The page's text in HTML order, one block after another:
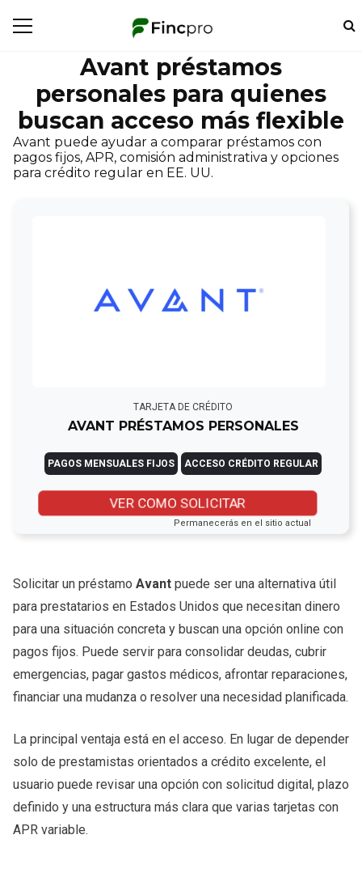
Avant préstamos
personales para quienes
buscan acceso más flexible
Avant puede ayudar a comparar préstamos con
pagos fijos, APR, comisión administrativa y opciones
para crédito regular en EE. UU.
TARJETA DE CRÉDITO
AVANT PRÉSTAMOS PERSONALES
PAGOS MENSUALES FIJOS ACCESO CRÉDITO REGULAR
VER COMO SOLICITAR
Permanecerás en el sitio actual
Solicitar un préstamo Avant puede ser una alternativa útil
para prestatarios en Estados Unidos que necesitan dinero
para una situación concreta y buscan una opción online con
pagos fijos. Puede servir para consolidar deudas, cubrir
emergencias, pagar gastos médicos, afrontar reparaciones,
financiar una mudanza o resolver una necesidad planificada.
La principal ventaja está en el acceso. En lugar de depender
solo de prestamistas orientados a crédito excelente, el
usuario puede revisar una opción con solicitud digital, plazo
definido y una estructura más clara que varias tarjetas con
APR variable.